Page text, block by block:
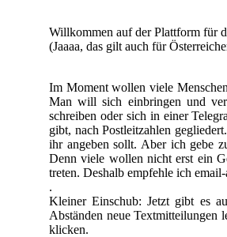
Willkommen auf der Plattform für
(Jaaaa, das gilt auch für
Im Moment wollen viele
Man will sich einbringen und
schreiben oder sich in einer
gibt, nach Postleitzahlen
ihr angeben sollt. Aber ich gebe
Denn viele wollen nicht erst ein
treten. Deshalb empfehle ich email-
.
Kleiner Einschub: Jetzt gibt es
Abständen neue Textmitteilungen
klicken.